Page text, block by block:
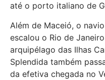
até o porto italiano de
Além de Maceió, o
escalou o Rio de
arquipélago das Ilhas
Splendida também
da efetiva chegada no